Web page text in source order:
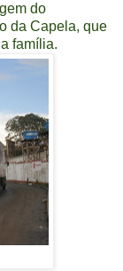
do
da Capela, que
família.